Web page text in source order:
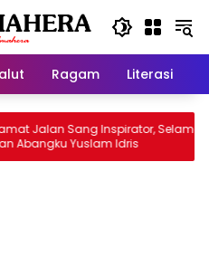
Ragam Literasi
Jalan Sang Inspirator, Selamat
Yuslam Idris